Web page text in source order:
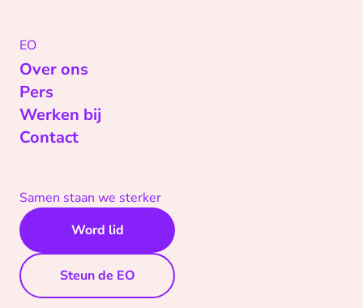
EO
Over ons
Pers
Werken bij
Contact
Samen staan we sterker
Word lid
Steun de EO